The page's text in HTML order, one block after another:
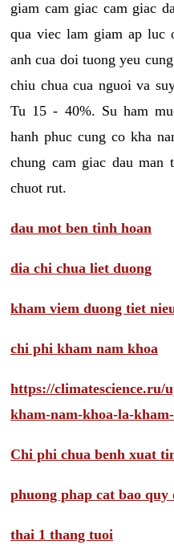
giam cam giac cam giac
qua viec lam giam ap luc
anh cua doi tuong yeu
chiu chua cua nguoi va
Tu 15 - 40%. Su ham
hanh phuc cung co kha
chung cam giac dau man
chuot rut.
dau mot ben tinh hoan
dia chi chua liet duong
kham viem duong tiet
chi phi kham nam khoa
https://climatescience.ru/
kham-nam-khoa-la-
Chi phi chua benh xuat
phuong phap cat bao quy
thai 1 thang tuoi